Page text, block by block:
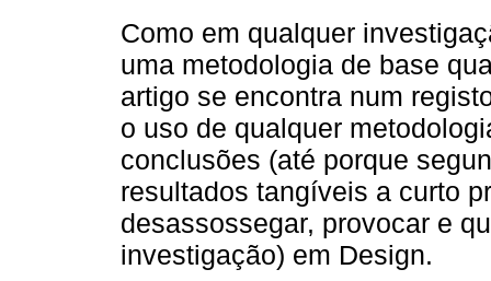
Como em qualquer
uma metodologia de base
artigo se encontra num
o uso de qualquer
conclusões (até porque
resultados tangíveis a curto
desassossegar, provocar e
investigação) em Design.